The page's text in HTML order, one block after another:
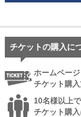
チケットの購入に
ホームペー
チケット購
10名様以上
チケット購